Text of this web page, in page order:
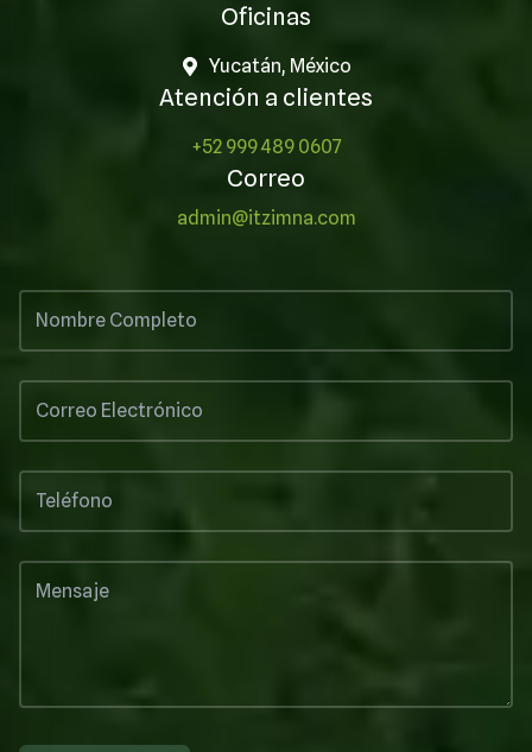
Oficinas
Yucatán, México
Atención a clientes
+52 999 489 0607
Correo
admin@itzimna.com